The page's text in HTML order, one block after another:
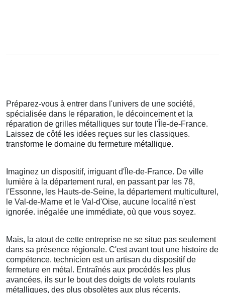
Préparez-vous à entrer dans l'univers de une société,
spécialisée dans le réparation, le décoincement et la
réparation de grilles métalliques sur toute l'Île-de-France.
Laissez de côté les idées reçues sur les classiques.
transforme le domaine du fermeture métallique.
Imaginez un dispositif, irriguant d'Île-de-France. De ville
lumière à la département rural, en passant par les 78,
l'Essonne, les Hauts-de-Seine, la département multiculturel,
le Val-de-Marne et le Val-d'Oise, aucune localité n'est
ignorée. inégalée une immédiate, où que vous soyez.
Mais, la atout de cette entreprise ne se situe pas seulement
dans sa présence régionale. C'est avant tout une histoire de
compétence. technicien est un artisan du dispositif de
fermeture en métal. Entraînés aux procédés les plus
avancées, ils sur le bout des doigts de volets roulants
métalliques, des plus obsolètes aux plus récents.